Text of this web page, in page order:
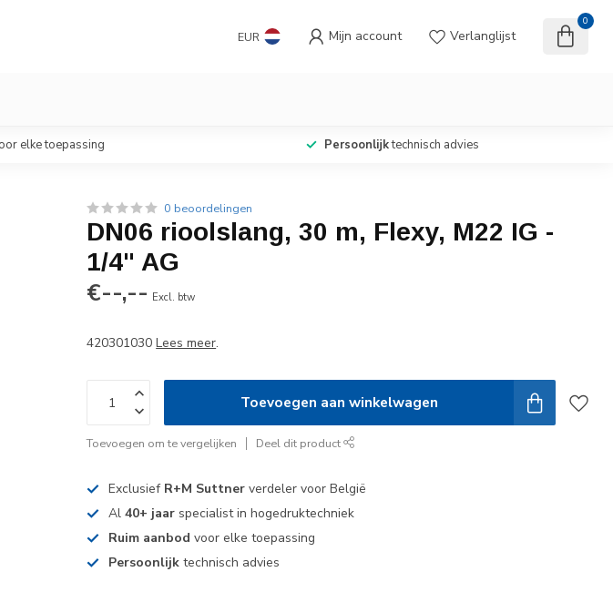
EUR Mijn account Verlanglijst
0
elke toepassing Persoonlijktechnisch advies
0 beoordelingen
DN06 rioolslang, 30 m, Flexy, M22 IG -
1/4" AG
€--,-- Excl. btw
420301030Lees meer.
Toevoegen aan winkelwagen
Toevoegen om te vergelijken Deel dit product
Exclusief R+M Suttner verdeler voor België
Al40+ jaar specialist in hogedruktechniek
Ruim aanbod voor elke toepassing
Persoonlijk technisch advies